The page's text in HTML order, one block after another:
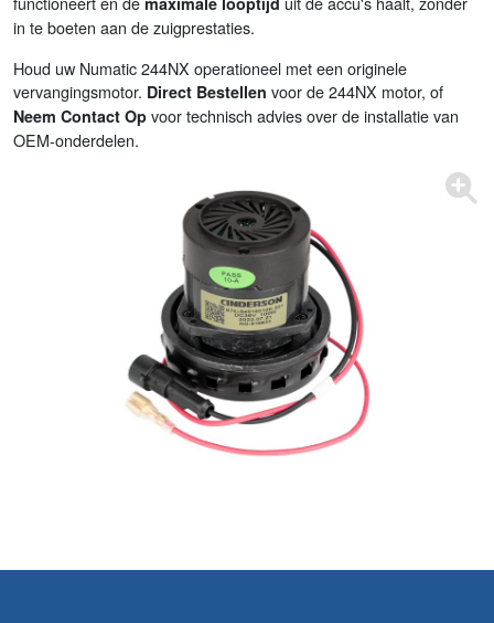
in te boeten aan de zuigprestaties.
Houd uw Numatic 244NX operationeel met een originele
vervangingsmotor. Direct Bestellen voor de 244NX motor, of
Neem Contact Op voor technisch advies over de installatie van
OEM-onderdelen.